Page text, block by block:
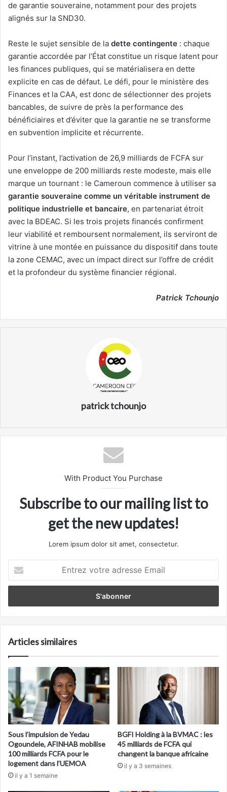
de garantie souveraine, notamment pour des projets
alignés sur la SND30.
Reste le sujet sensible de la dette contingente : chaque
garantie accordée par l’État constitue un risque latent pour
les finances publiques, qui se matérialisera en dette
explicite en cas de défaut. Le défi, pour le ministère des
Finances et la CAA, est donc de sélectionner des projets
bancables, de suivre de près la performance des
bénéficiaires et d’éviter que la garantie ne se transforme
en subvention implicite et récurrente.
Pour l’instant, l’activation de 26,9 milliards de FCFA sur
une enveloppe de 200 milliards reste modeste, mais elle
marque un tournant : le Cameroun commence à utiliser sa
garantie souveraine comme un véritable instrument de
politique industrielle et bancaire, en partenariat étroit
avec la BDEAC. Si les trois projets financés confirment
leur viabilité et remboursent normalement, ils serviront de
vitrine à une montée en puissance du dispositif dans toute
la zone CEMAC, avec un impact direct sur l’offre de crédit
et la profondeur du système financier régional.
Patrick Tchounjo
patrick tchounjo
With Product You Purchase
Subscribe to our mailing list to
get the new updates!
Lorem ipsum dolor sit amet, consectetur.
votre
adresse
Articles similaires
Sous l’impulsion de Yedau
Ogoundele, AFINHAB mobilise
100 milliards FCFA pour le
logement dans l’UEMOA
il y a 1 semaine
BGFI Holding à la BVMAC : les
45 milliards de FCFA qui
changent la banque africaine
il y a 3 semaines